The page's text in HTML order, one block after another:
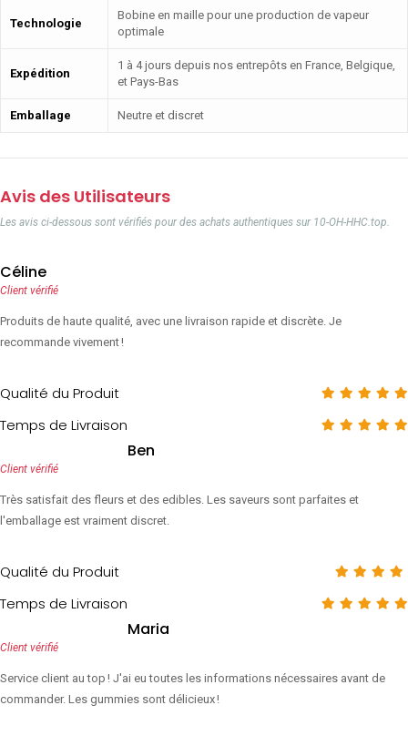
Technologie
Bobine en maille pour une production de vapeur
optimale
Expédition
1 à 4 jours depuis nos entrepôts en France, Belgique,
et Pays-Bas
Emballage Neutre et discret
Avis des Utilisateurs
Les avis ci-dessous sont vérifiés pour des achats authentiques sur 10-OH-HHC.top.
Céline
Client vérifié
Produits de haute qualité, avec une livraison rapide et discrète. Je
recommande vivement !
Qualité du Produit
Temps de Livraison
Ben
Client vérifié
Très satisfait des fleurs et des edibles. Les saveurs sont parfaites et
l'emballage est vraiment discret.
Qualité du Produit
Temps de Livraison
Maria
Client vérifié
Service client au top ! J'ai eu toutes les informations nécessaires avant de
commander. Les gummies sont délicieux !